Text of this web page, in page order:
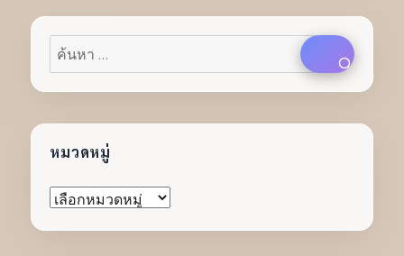
ค้นหา:
ค้นหา
หมวดหมู่
หมวด